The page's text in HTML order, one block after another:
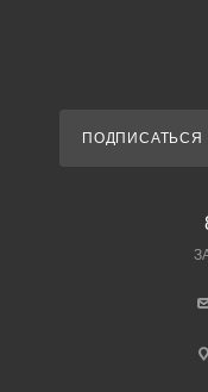
ПОДПИСАТЬСЯ